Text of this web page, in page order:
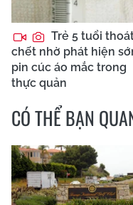
Trẻ 5 tuổi
chết nhờ phát hiện
pin cúc áo mắc trong
thực quản
CÓ THỂ BẠN